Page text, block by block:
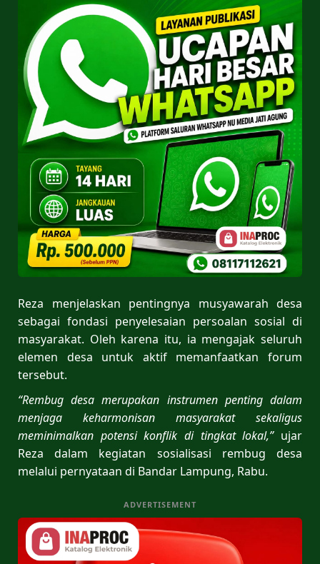
Reza menjelaskan pentingnya musyawarah desa
sebagai fondasi penyelesaian persoalan sosial di
masyarakat. Oleh karena itu, ia mengajak seluruh
elemen desa untuk aktif memanfaatkan forum
tersebut.
“Rembug desa merupakan instrumen penting dalam
menjaga keharmonisan masyarakat sekaligus
meminimalkan potensi konflik di tingkat lokal,”ujar
Reza dalam kegiatan sosialisasi rembug desa
melalui pernyataan di Bandar Lampung, Rabu.
ADVERTISEMENT